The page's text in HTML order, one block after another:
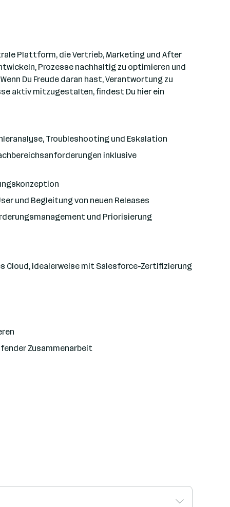
Plattform, die Vertrieb, Marketing und After
Prozesse nachhaltig zu optimieren und
Du Freude daran hast, Verantwortung zu
aktiv mitzugestalten, findest Du hier ein
Troubleshooting und Eskalation
inklusive
und Begleitung von neuen Releases
und Priorisierung
Cloud, idealerweise mit Salesforce-Zertifizierung
Zusammenarbeit